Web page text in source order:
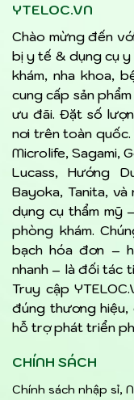
YTELOC.VN
Chào mừng đến
bị y tế & dụng cụ
khám, nha khoa,
cung cấp sản
ưu đãi. Đặt số
nơi trên toàn
Microlife, Sagami,
Lucass, Hướng
Bayoka, Tanita, và
dụng cụ thẩm mỹ
phòng khám.
bạch hóa đơn –
nhanh – là đối tác
Truy cập
đúng thương
hỗ trợ phát triển
CHÍNH SÁCH
Chính sách nhập sỉ,